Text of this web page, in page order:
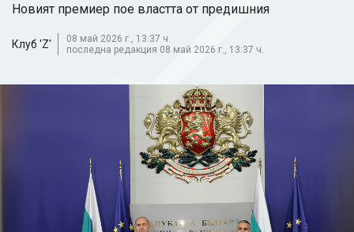
Новият премиер пое властта от предишния
Клуб 'Z'
08 май 2026 г., 13:37 ч.
последна редакция 08 май 2026 г., 13:37 ч.